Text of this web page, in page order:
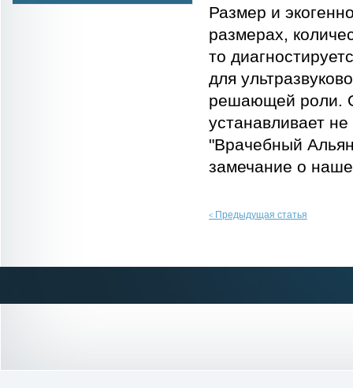
Размер и
размерах,
то
для
решающей роли.
устанавливает
"Врачебный
замечание о
< Предыдущая статья